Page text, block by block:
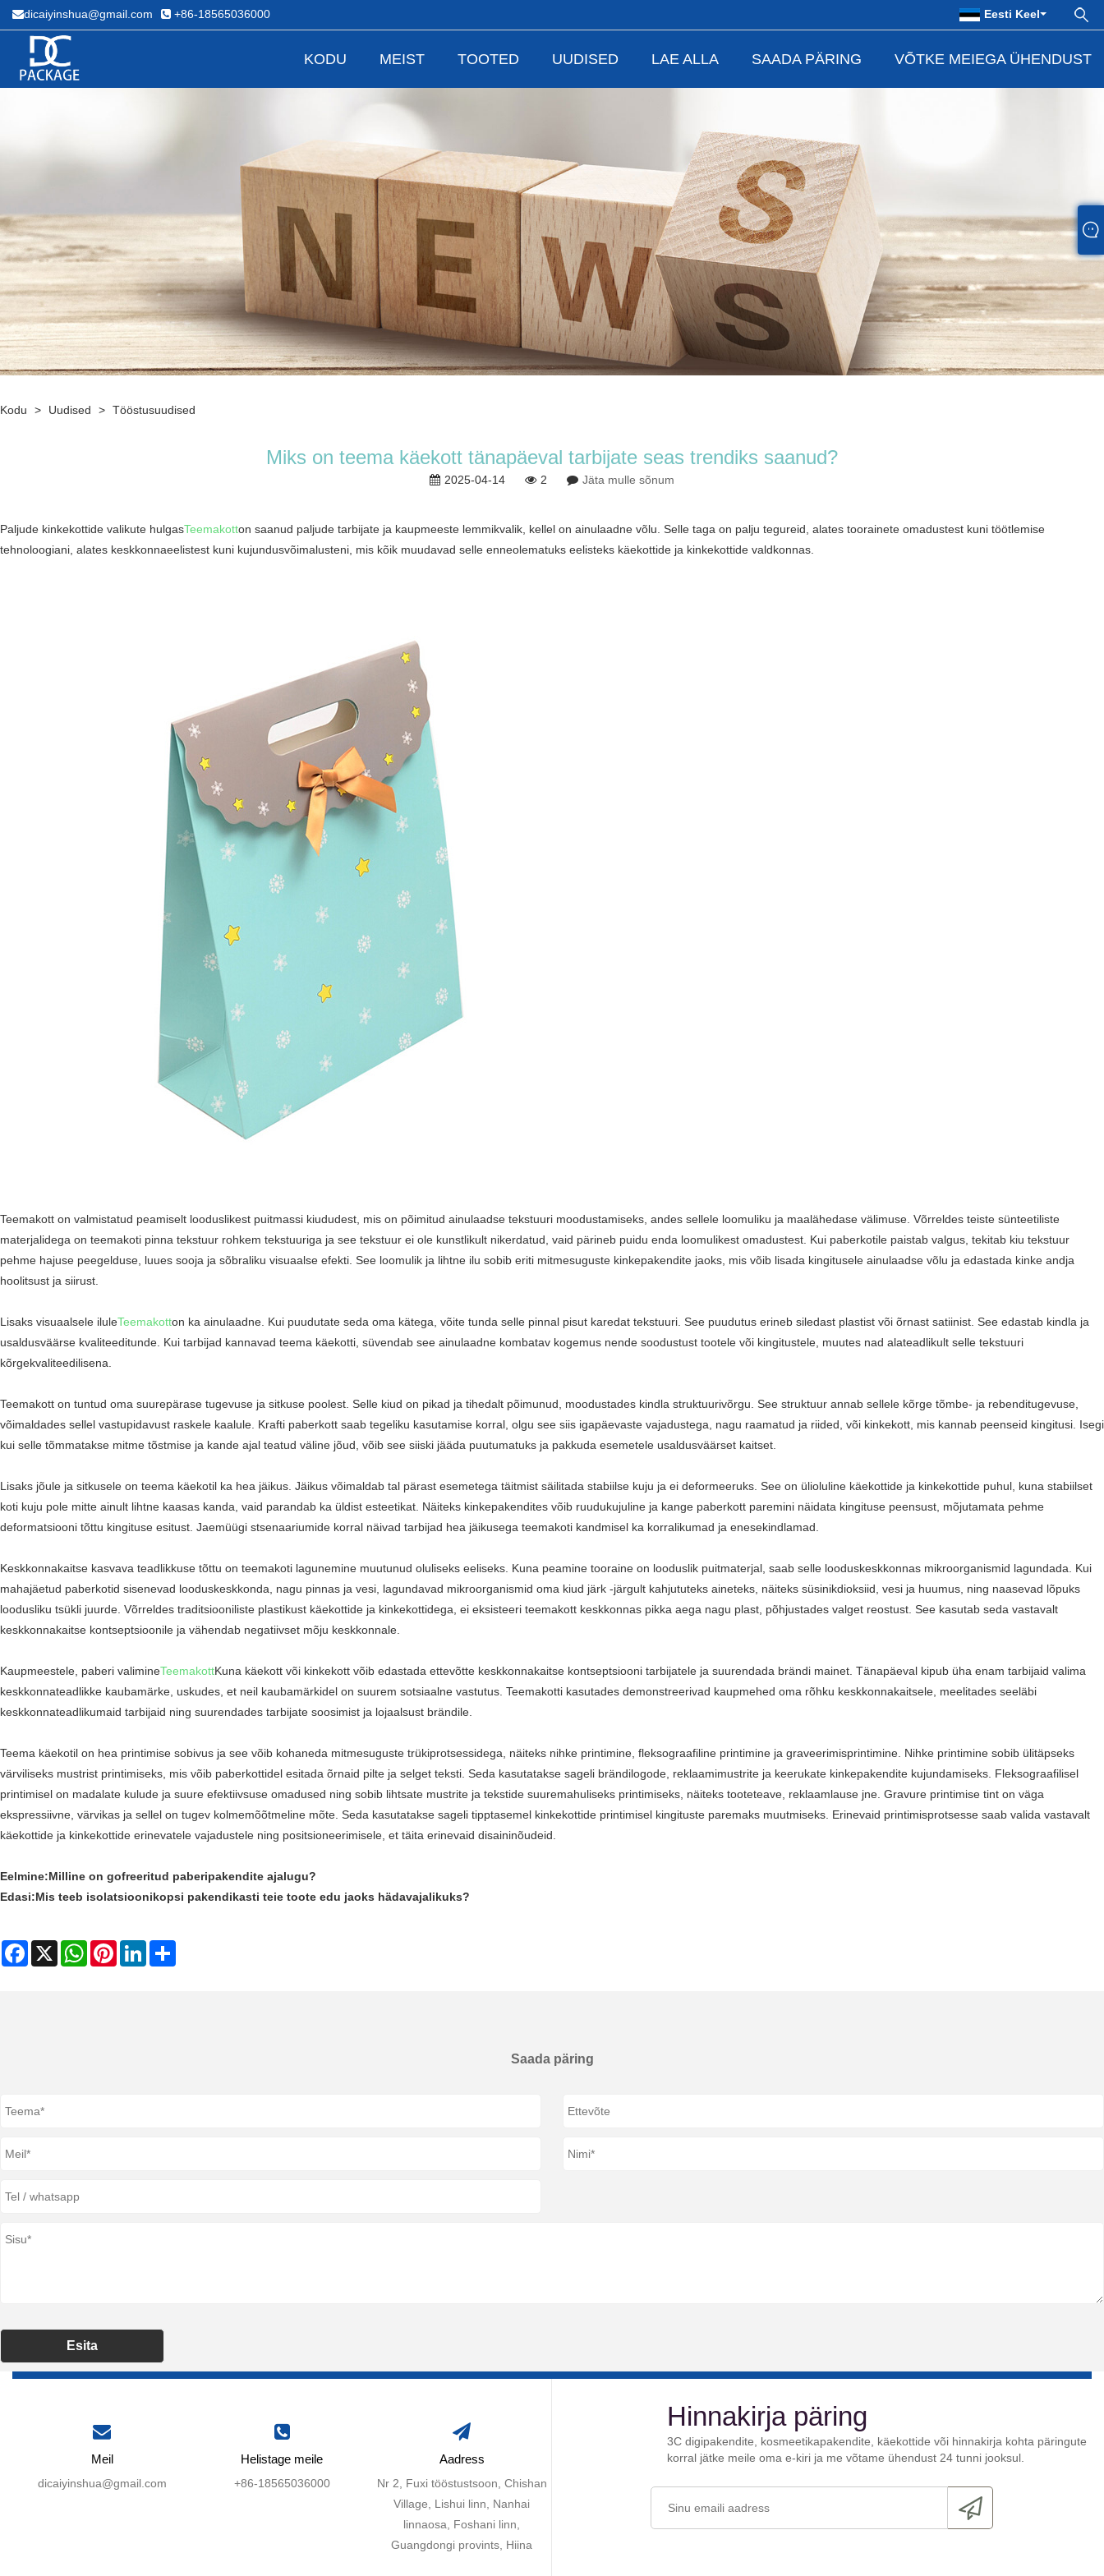
dicaiyinshua@gmail.com +86-18565036000 Eesti Keel
KODU MEIST TOOTED UUDISED LAE ALLA SAADA PÄRING VÕTKE MEIEGA ÜHENDUST
Kodu > Uudised > Tööstusuudised
Miks on teema käekott tänapäeval tarbijate seas trendiks saanud?
2025-04-14 2 Jäta mulle sõnum
Paljude kinkekottide valikute hulgasTeemakotton saanud paljude tarbijate ja kaupmeeste lemmikvalik, kellel on ainulaadne võlu. Selle taga on palju tegureid, alates toorainete omadustest kuni töötlemise
tehnoloogiani, alates keskkonnaeelistest kuni kujundusvõimalusteni, mis kõik muudavad selle enneolematuks eelisteks käekottide ja kinkekottide valdkonnas.
Teemakott on valmistatud peamiselt looduslikest puitmassi kiududest, mis on põimitud ainulaadse tekstuuri moodustamiseks, andes sellele loomuliku ja maalähedase välimuse. Võrreldes teiste sünteetiliste
materjalidega on teemakoti pinna tekstuur rohkem tekstuuriga ja see tekstuur ei ole kunstlikult nikerdatud, vaid pärineb puidu enda loomulikest omadustest. Kui paberkotile paistab valgus, tekitab kiu tekstuur
pehme hajuse peegelduse, luues sooja ja sõbraliku visuaalse efekti. See loomulik ja lihtne ilu sobib eriti mitmesuguste kinkepakendite jaoks, mis võib lisada kingitusele ainulaadse võlu ja edastada kinke andja
hoolitsust ja siirust.
Lisaks visuaalsele iluleTeemakotton ka ainulaadne. Kui puudutate seda oma kätega, võite tunda selle pinnal pisut karedat tekstuuri. See puudutus erineb siledast plastist või õrnast satiinist. See edastab kindla ja
usaldusväärse kvaliteeditunde. Kui tarbijad kannavad teema käekotti, süvendab see ainulaadne kombatav kogemus nende soodustust tootele või kingitustele, muutes nad alateadlikult selle tekstuuri
kõrgekvaliteedilisena.
Teemakott on tuntud oma suurepärase tugevuse ja sitkuse poolest. Selle kiud on pikad ja tihedalt põimunud, moodustades kindla struktuurivõrgu. See struktuur annab sellele kõrge tõmbe- ja rebenditugevuse,
võimaldades sellel vastupidavust raskele kaalule. Krafti paberkott saab tegeliku kasutamise korral, olgu see siis igapäevaste vajadustega, nagu raamatud ja riided, või kinkekott, mis kannab peenseid kingitusi. Isegi
kui selle tõmmatakse mitme tõstmise ja kande ajal teatud väline jõud, võib see siiski jääda puutumatuks ja pakkuda esemetele usaldusväärset kaitset.
Lisaks jõule ja sitkusele on teema käekotil ka hea jäikus. Jäikus võimaldab tal pärast esemetega täitmist säilitada stabiilse kuju ja ei deformeeruks. See on ülioluline käekottide ja kinkekottide puhul, kuna stabiilset
koti kuju pole mitte ainult lihtne kaasas kanda, vaid parandab ka üldist esteetikat. Näiteks kinkepakendites võib ruudukujuline ja kange paberkott paremini näidata kingituse peensust, mõjutamata pehme
deformatsiooni tõttu kingituse esitust. Jaemüügi stsenaariumide korral näivad tarbijad hea jäikusega teemakoti kandmisel ka korralikumad ja enesekindlamad.
Keskkonnakaitse kasvava teadlikkuse tõttu on teemakoti lagunemine muutunud oluliseks eeliseks. Kuna peamine tooraine on looduslik puitmaterjal, saab selle looduskeskkonnas mikroorganismid lagundada. Kui
mahajäetud paberkotid sisenevad looduskeskkonda, nagu pinnas ja vesi, lagundavad mikroorganismid oma kiud järk -järgult kahjututeks aineteks, näiteks süsinikdioksiid, vesi ja huumus, ning naasevad lõpuks
loodusliku tsükli juurde. Võrreldes traditsiooniliste plastikust käekottide ja kinkekottidega, ei eksisteeri teemakott keskkonnas pikka aega nagu plast, põhjustades valget reostust. See kasutab seda vastavalt
keskkonnakaitse kontseptsioonile ja vähendab negatiivset mõju keskkonnale.
Kaupmeestele, paberi valimineTeemakottKuna käekott või kinkekott võib edastada ettevõtte keskkonnakaitse kontseptsiooni tarbijatele ja suurendada brändi mainet. Tänapäeval kipub üha enam tarbijaid valima
keskkonnateadlikke kaubamärke, uskudes, et neil kaubamärkidel on suurem sotsiaalne vastutus. Teemakotti kasutades demonstreerivad kaupmehed oma rõhku keskkonnakaitsele, meelitades seeläbi
keskkonnateadlikumaid tarbijaid ning suurendades tarbijate soosimist ja lojaalsust brändile.
Teema käekotil on hea printimise sobivus ja see võib kohaneda mitmesuguste trükiprotsessidega, näiteks nihke printimine, fleksograafiline printimine ja graveerimisprintimine. Nihke printimine sobib ülitäpseks
värviliseks mustrist printimiseks, mis võib paberkottidel esitada õrnaid pilte ja selget teksti. Seda kasutatakse sageli brändilogode, reklaamimustrite ja keerukate kinkepakendite kujundamiseks. Fleksograafilisel
printimisel on madalate kulude ja suure efektiivsuse omadused ning sobib lihtsate mustrite ja tekstide suuremahuliseks printimiseks, näiteks tooteteave, reklaamlause jne. Gravure printimise tint on väga
ekspressiivne, värvikas ja sellel on tugev kolmemõõtmeline mõte. Seda kasutatakse sageli tipptasemel kinkekottide printimisel kingituste paremaks muutmiseks. Erinevaid printimisprotsesse saab valida vastavalt
käekottide ja kinkekottide erinevatele vajadustele ning positsioneerimisele, et täita erinevaid disaininõudeid.
Eelmine:Milline on gofreeritud paberipakendite ajalugu?
Edasi:Mis teeb isolatsioonikopsi pakendikasti teie toote edu jaoks hädavajalikuks?
Facebook
X WhatsAppPinterestLinkedIn
Saada päring
Esita
Meil
dicaiyinshua@gmail.com
Helistage meile
+86-18565036000
Aadress
Nr 2, Fuxi tööstustsoon, Chishan
Village, Lishui linn, Nanhai
linnaosa, Foshani linn,
Guangdongi provints, Hiina
Hinnakirja päring
3C digipakendite, kosmeetikapakendite, käekottide või hinnakirja kohta päringute
korral jätke meile oma e-kiri ja me võtame ühendust 24 tunni jooksul.